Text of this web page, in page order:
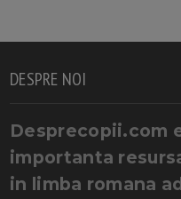
DESPRE NOI
Desprecopii.com
importanta
in limba romana